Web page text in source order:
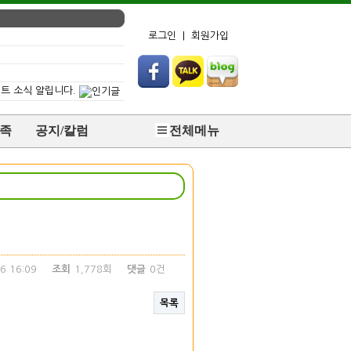
소식 알립니다.
로그인 회원가입
공지/칼럼 전체메뉴
16:09 조회 1,778회 댓글 0건
목록